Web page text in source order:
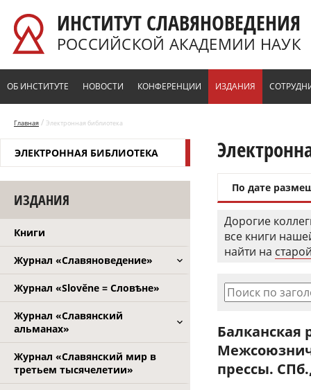
ИНСТИТУТ СЛАВЯНОВЕДЕНИЯ
РОССИЙСКОЙ АКАДЕМИИ НАУК
ОБ ИНСТИТУТЕ НОВОСТИ КОНФЕРЕНЦИИ ИЗДАНИЯ
Главная / Электронная библиотека
ЭЛЕКТРОННАЯ БИБЛИОТЕКА
ИЗДАНИЯ
Книги
Журнал «Славяноведение»
Журнал «Slověne = Словѣне»
Журнал «Славянский
альманах»
Журнал «Славянский мир в
третьем тысячелетии»
По дате
Дорогие
все книги
найти на
Поиск по
Балканская
прессы.